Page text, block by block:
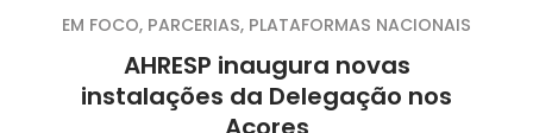
AHRESP inaugura novas
instalações da Delegação nos
EM FOCO, PARCERIAS, PLATAFORMAS NACIONAIS